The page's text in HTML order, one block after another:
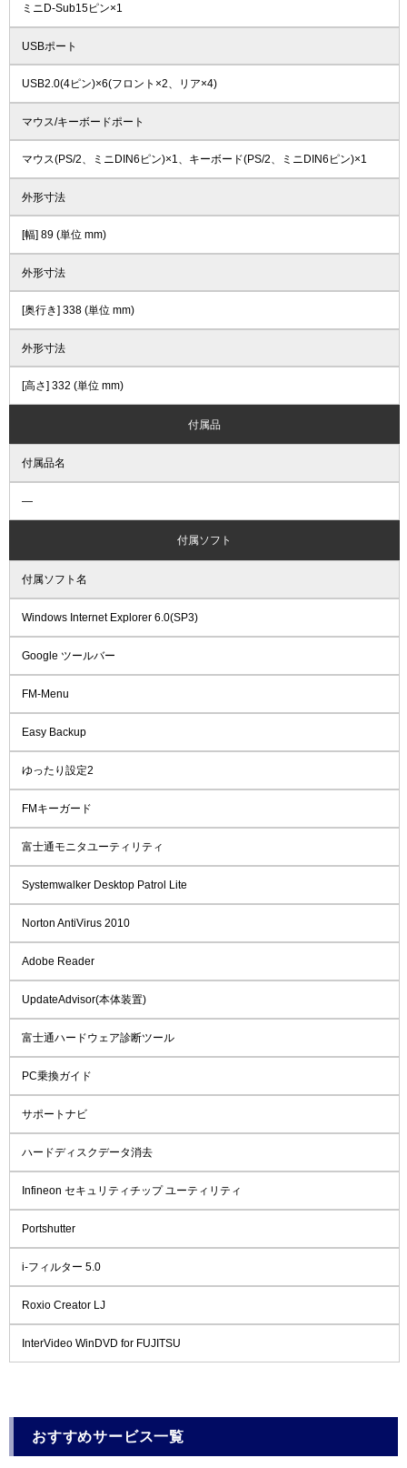
ミニD-Sub15ピン×1
USBポート
USB2.0(4ピン)×6(フロント×2、リア×4)
マウス/キーボードポート
マウス(PS/2、ミニDIN6ピン)×1、キーボード(PS/2、ミニDIN6ピン)×1
外形寸法
[幅] 89 (単位 mm)
外形寸法
[奥行き] 338 (単位 mm)
外形寸法
[高さ] 332 (単位 mm)
付属品
付属品名
―
付属ソフト
付属ソフト名
Windows Internet Explorer 6.0(SP3)
Google ツールバー
FM-Menu
Easy Backup
ゆったり設定2
FMキーガード
富士通モニタユーティリティ
Systemwalker Desktop Patrol Lite
Norton AntiVirus 2010
Adobe Reader
UpdateAdvisor(本体装置)
富士通ハードウェア診断ツール
PC乗換ガイド
サポートナビ
ハードディスクデータ消去
Infineon セキュリティチップ ユーティリティ
Portshutter
i-フィルター 5.0
Roxio Creator LJ
InterVideo WinDVD for FUJITSU
おすすめサービス一覧